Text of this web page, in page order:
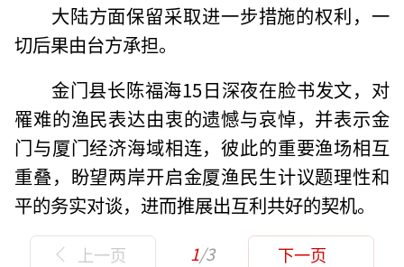
大陆方面保留采取进一步措施的权利，一
切后果由台方承担。
金门县长陈福海15日深夜在脸书发文，对
罹难的渔民表达由衷的遗憾与哀悼，并表示金
门与厦门经济海域相连，彼此的重要渔场相互
重叠，盼望两岸开启金厦渔民生计议题理性和
平的务实对谈，进而推展出互利共好的契机。
上一页 1/3 下一页